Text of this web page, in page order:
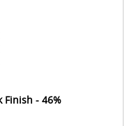
Finish - 46%